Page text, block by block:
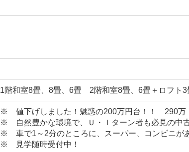
1階和室8畳、8畳、6畳 2階和室8畳、6畳＋ロフト3
※ 値下げしました！魅惑の200万円台！！ 290
※ 自然豊かな環境で、Ｕ・Ｉターン者も必見の中古
※ 車で1～2分のところに、スーパー、コンビニが
※ 見学随時受付中！